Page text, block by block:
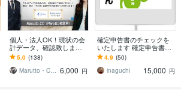
個人・法人OK！現状の会
計データ、確認致します
普段の仕訳確認～決算チ
ェックや修正まで、何で
も対応可能です✨
5.0 (138)
Marutto・CC☆島 6,000 円
確定申告書のチェックを
いたします 確定申告書の
チェックをいたします。
4.9 (50)
inaguchi
15,000 円